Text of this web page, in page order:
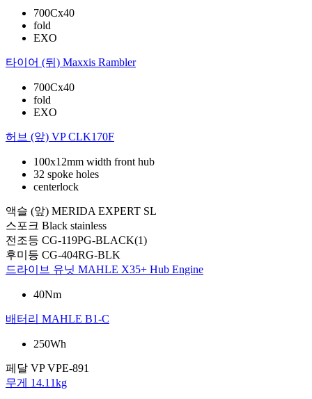
700Cx40
fold
EXO
타이어 (뒤) Maxxis Rambler
700Cx40
fold
EXO
허브 (앞) VP CLK170F
100x12mm width front hub
32 spoke holes
centerlock
액슬 (앞) MERIDA EXPERT SL
스포크 Black stainless
전조등 CG-119PG-BLACK(1)
후미등 CG-404RG-BLK
드라이브 유닛 MAHLE X35+ Hub Engine
40Nm
배터리 MAHLE B1-C
250Wh
페달 VP VPE-891
무게 14.11kg